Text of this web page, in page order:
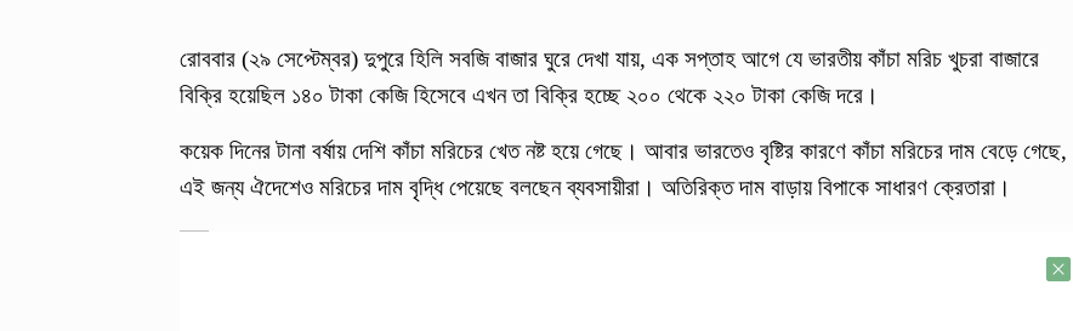
রোববার (২৯ সেপ্টেম্বর) দুপুরে হিলি সবজি বাজার ঘুরে দেখা যায়, এক সপ্তাহ আগে যে ভারতীয় কাঁচা মরিচ খুচরা বাজারে
বিক্রি হয়েছিল ১৪০ টাকা কেজি হিসেবে এখন তা বিক্রি হচ্ছে ২০০ থেকে ২২০ টাকা কেজি দরে।
কয়েক দিনের টানা বর্ষায় দেশি কাঁচা মরিচের খেত নষ্ট হয়ে গেছে। আবার ভারতেও বৃষ্টির কারণে কাঁচা মরিচের দাম বেড়ে গেছে,
এই জন্য ঐদেশেও মরিচের দাম বৃদ্ধি পেয়েছে বলছেন ব্যবসায়ীরা। অতিরিক্ত দাম বাড়ায় বিপাকে সাধারণ ক্রেতারা।